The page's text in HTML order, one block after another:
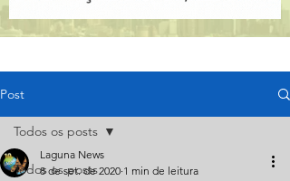
Post
Todos os posts
Todos os posts
Laguna News
8 de set. de 2020 1 min de leitura